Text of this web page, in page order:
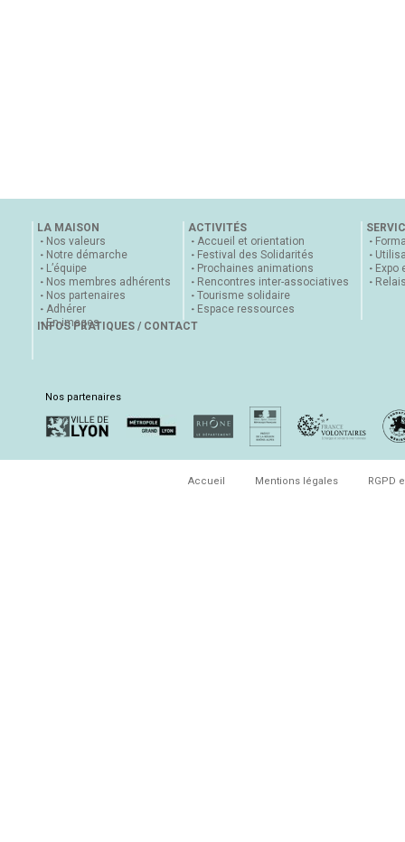
LA MAISON
Nos valeurs
Notre démarche
L’équipe
Nos membres adhérents
Nos partenaires
Adhérer
En images
ACTIVITÉS
Accueil et orientation
Festival des Solidarités
Prochaines animations
Rencontres inter-associatives
Tourisme solidaire
Espace ressources
Expo
INFOS PRATIQUES / CONTACT
Nos partenaires
Accueil Mentions légales RGPD